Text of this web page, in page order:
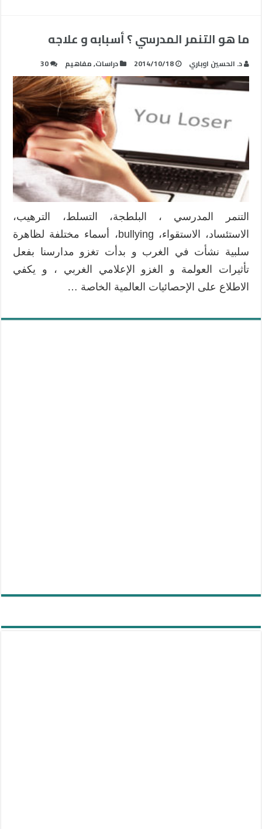
ما هو التنمر المدرسي ؟ أسبابه و علاجه
د. الحسين اوباري 2014/10/18 دراسات,مفاهيم 30
التنمر المدرسي ، البلطجة، التسلط، الترهيب،
الاستئساد، الاستقواء، bullying، أسماء مختلفة لظاهرة
سلبية نشأت في الغرب و بدأت تغزو مدارسنا بفعل
تأثيرات العولمة و الغزو الإعلامي الغربي ، و يكفي
الاطلاع على الإحصائيات العالمية الخاصة …